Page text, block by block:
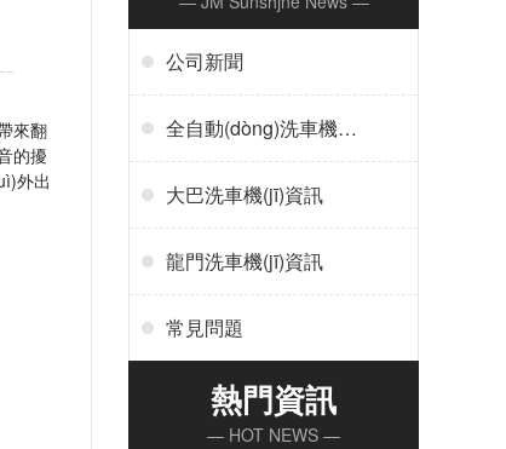
來翻
的擾
外出
公司新聞
全自動(dòng)洗車機(jī)
資訊
大巴洗車機(jī)資訊
龍門洗車機(jī)資訊
常見問題
熱門資訊
— HOT NEWS —